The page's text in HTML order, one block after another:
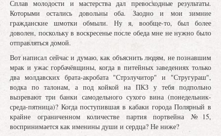
Сплав молодости и мастерства дал превосходные результаты.
Которыми остались довольны оба. Заодно и мои зимние
гражданские шмотки обмыли. Ну я, вообще-то, был более
доволен, поскольку в воскресенье после обеда мне не нужно было
отправляться домой.
Вот написал сейчас и думаю, как объяснить людям, не познавшим
мрак и ужас горбачёвщины, когда в питейных заведениях только
два молдавских брата-акробата "Стрэлучитор" и "Стругураш",
водка по талонам, а под койкой на ПКЗ у тебя подпольно
вызревают три банки самодельного сухого вина (понедельник-
среда-пятница)? Когда поступившая в кабаки города Полярный в
крайне ограниченном количестве партия портвейна №15,
воспринимается как именины души и сердца? Не ниже?